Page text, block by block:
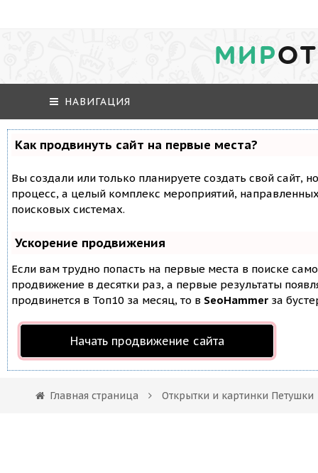
МИР
НАВИГАЦИЯ
Как продвинуть сайт на первые места?
Вы создали или только планируете создать свой сайт,
процесс, а целый комплекс мероприятий,
поисковых системах.
Ускорение продвижения
Если вам трудно попасть на первые места в поиске
продвижение в десятки раз, а первые результаты
продвинется в Топ10 за месяц, то в SeoHammer за
Начать продвижение сайта
Главная страница Открытки и картинки Петушки